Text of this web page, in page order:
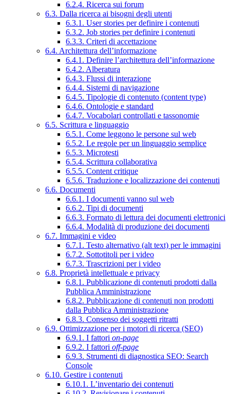
6.2.4. Ricerca sui forum
6.3. Dalla ricerca ai bisogni degli utenti
6.3.1. User stories per definire i contenuti
6.3.2. Job stories per definire i contenuti
6.3.3. Criteri di accettazione
6.4. Architettura dell’informazione
6.4.1. Definire l’architettura dell’informazione
6.4.2. Alberatura
6.4.3. Flussi di interazione
6.4.4. Sistemi di navigazione
6.4.5. Tipologie di contenuto (content type)
6.4.6. Ontologie e standard
6.4.7. Vocabolari controllati e tassonomie
6.5. Scrittura e linguaggio
6.5.1. Come leggono le persone sul web
6.5.2. Le regole per un linguaggio semplice
6.5.3. Microtesti
6.5.4. Scrittura collaborativa
6.5.5. Content critique
6.5.6. Traduzione e localizzazione dei contenuti
6.6. Documenti
6.6.1. I documenti vanno sul web
6.6.2. Tipi di documenti
6.6.3. Formato di lettura dei documenti elettronici
6.6.4. Modalità di produzione dei documenti
6.7. Immagini e video
6.7.1. Testo alternativo (alt text) per le immagini
6.7.2. Sottotitoli per i video
6.7.3. Trascrizioni per i video
6.8. Proprietà intellettuale e privacy
6.8.1. Pubblicazione di contenuti prodotti dalla
Pubblica Amministrazione
6.8.2. Pubblicazione di contenuti non prodotti
dalla Pubblica Amministrazione
6.8.3. Consenso dei soggetti ritratti
6.9. Ottimizzazione per i motori di ricerca (SEO)
6.9.1. I fattori on-page
6.9.2. I fattori off-page
6.9.3. Strumenti di diagnostica SEO: Search
Console
6.10. Gestire i contenuti
6.10.1. L’inventario dei contenuti